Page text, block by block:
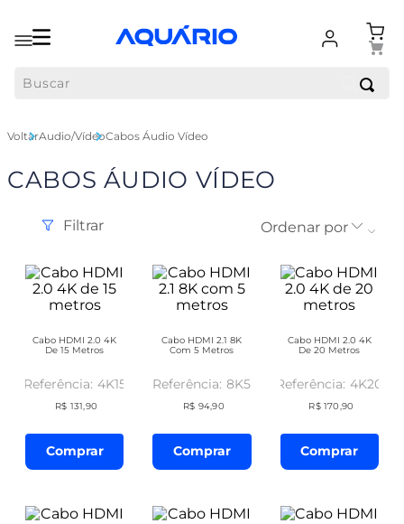
Audio/VídeoCabos Áudio Vídeo
CABOS ÁUDIO VÍDEO
Filtrar Ordenar por
Cabo HDMI 2.0 4K
De 15 Metros
4K15
R$ 131,90
Comprar
Cabo HDMI 2.1 8K
Com 5 Metros
8K5
R$ 94,90
Comprar
Cabo HDMI 2.0 4K
De 20 Metros
4K20
R$ 170,90
Comprar